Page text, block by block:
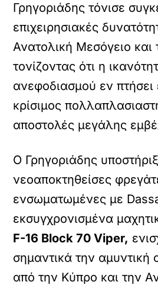
Γρηγοριάδης τόνισε
επιχειρησιακές
Ανατολική Μεσόγειο και
τονίζοντας ότι η
ανεφοδιασμού εν πτήσει
κρίσιμος
αποστολές μεγάλης
Ο Γρηγοριάδης
νεοαποκτηθείσες
ενσωματωμένες με
εκσυγχρονισμένα
F-16 Block 70 Viper,
σημαντικά την
από την Κύπρο και την